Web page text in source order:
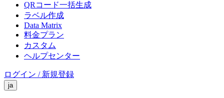
QRコード一括生成
ラベル作成
Data Matrix
料金プラン
カスタム
ヘルプセンター
ログイン / 新規登録
ja